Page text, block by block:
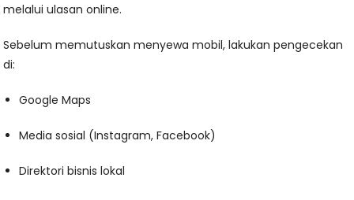
melalui ulasan online.
Sebelum memutuskan menyewa mobil, lakukan pengecekan
di:
Google Maps
Media sosial (Instagram, Facebook)
Direktori bisnis lokal